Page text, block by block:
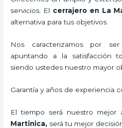
servicios. El cerrajero en La
alternativa para tus objetivos.
Nos caracterizamos por
apuntando a la satisfacción
siendo ustedes nuestro mayor
Garantía y años de experiencia
El tiempo será nuestro mejor
Martinica, será tu mejor